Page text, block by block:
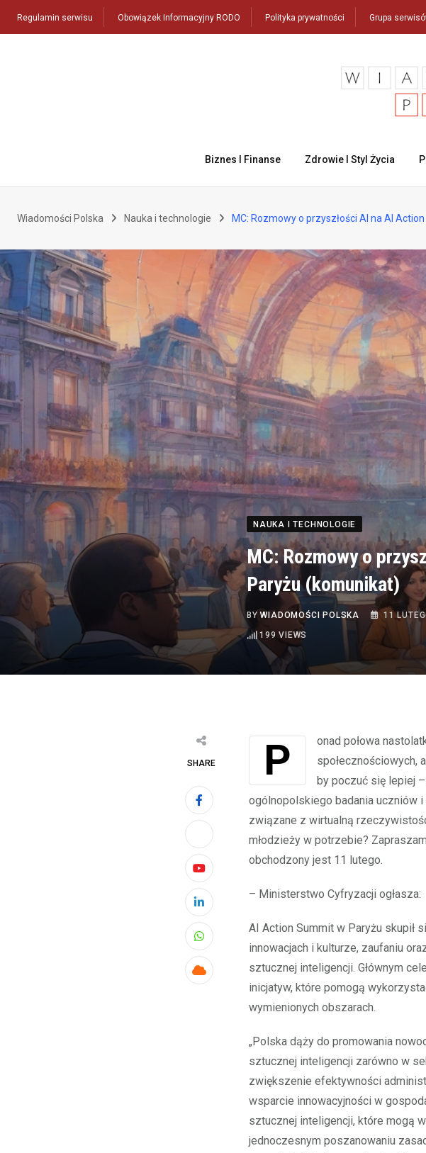
Regulamin serwisu Obowiązek Informacyjny RODO Polityka prywatności Grupa
Biznes I Finanse Zdrowie I Styl Życia
Wiadomości Polska Nauka i technologie MC: Rozmowy o przyszłości AI na AI
NAUKA I TECHNOLOGIE
MC: Rozmowy o
Paryżu (komunikat)
BYWIADOMOŚCI POLSKA 11
199 VIEWS
SHARE
Youtube
LinkedIn
Whatsapp
Cloud
Ponad połowa nastolatków czuje się osamotniona w mediach
społecznościowych,
by poczuć się lepiej
ogólnopolskiego badania uczniów i
związane z wirtualną
młodzieży w potrzebie?
obchodzony jest 11 lutego.
– Ministerstwo Cyfryzacji ogłasza:
AI Action Summit w Paryżu skupił
innowacjach i kulturze, zaufaniu
sztucznej inteligencji. Głównym
inicjatyw, które pomogą
wymienionych obszarach.
„Polska dąży do promowania
sztucznej inteligencji zarówno w
zwiększenie efektywności
wsparcie innowacyjności w
sztucznej inteligencji, które mogą
jednoczesnym poszanowaniu